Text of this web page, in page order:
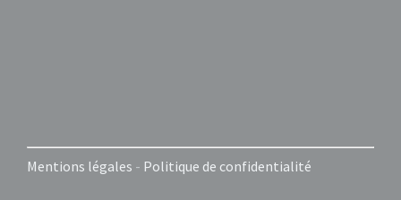
Mentions légales - Politique de confidentialité